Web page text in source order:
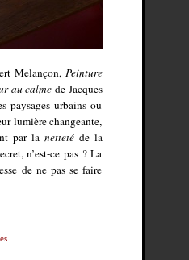
Melançon, Peinture
au calme de Jacques
paysages urbains ou
lumière changeante,
par la nettetéde la
n’est-ce pas ? La
de ne pas se faire